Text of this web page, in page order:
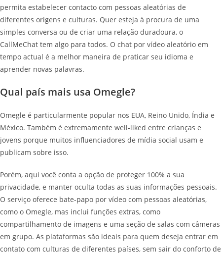
permita estabelecer contacto com pessoas aleatórias de
diferentes origens e culturas. Quer esteja à procura de uma
simples conversa ou de criar uma relação duradoura, o
CallMeChat tem algo para todos. O chat por vídeo aleatório em
tempo actual é a melhor maneira de praticar seu idioma e
aprender novas palavras.
Qual país mais usa Omegle?
Omegle é particularmente popular nos EUA, Reino Unido, Índia e
México. Também é extremamente well-liked entre crianças e
jovens porque muitos influenciadores de mídia social usam e
publicam sobre isso.
Porém, aqui você conta a opção de proteger 100% a sua
privacidade, e manter oculta todas as suas informações pessoais.
O serviço oferece bate-papo por vídeo com pessoas aleatórias,
como o Omegle, mas inclui funções extras, como
compartilhamento de imagens e uma seção de salas com câmeras
em grupo. As plataformas são ideais para quem deseja entrar em
contato com culturas de diferentes países, sem sair do conforto de